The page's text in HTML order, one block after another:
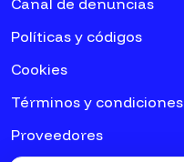
Canal de denuncias
Políticas y códigos
Cookies
Términos y condiciones
Proveedores